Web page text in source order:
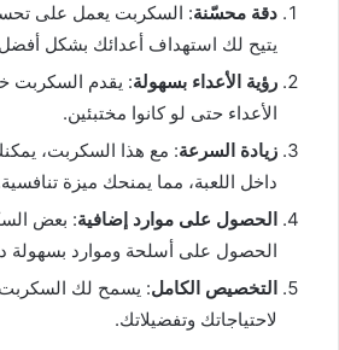
دقة محسّنة: السكربت يعمل على
يتيح لك استهداف أعدائك بشكل
رؤية الأعداء بسهولة: يقدم السكربت
الأعداء حتى لو كانوا مختبئين.
زيادة السرعة: مع هذا السكربت،
داخل اللعبة، مما يمنحك ميزة
الحصول على موارد إضافية: بعض
الحصول على أسلحة وموارد بسهولة
التخصيص الكامل: يسمح لك السكربت
لاحتياجاتك وتفضيلاتك.